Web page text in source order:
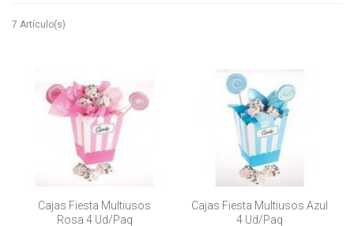
7 Artículo(s)
Cajas Fiesta Multiusos
Rosa 4 Ud/paq
Cajas Fiesta Multiusos Azul
4 Ud/paq